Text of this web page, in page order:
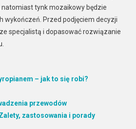
tynk mozaikowy będzie
wykończeń. Przed podjęciem decyzji
specjalistą i dopasować rozwiązanie
– jak to się robi?
przewodów
zastosowania i porady